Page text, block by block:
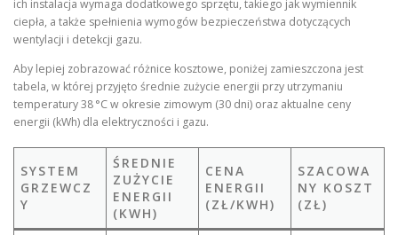
ich instalacja wymaga dodatkowego sprzętu, takiego jak wymiennik
ciepła, a także spełnienia wymogów bezpieczeństwa dotyczących
wentylacji i detekcji gazu.
Aby lepiej zobrazować różnice kosztowe, poniżej zamieszczona jest
tabela, w której przyjęto średnie zużycie energii przy utrzymaniu
temperatury 38 °C w okresie zimowym (30 dni) oraz aktualne ceny
energii (kWh) dla elektryczności i gazu.
SYSTEM
GRZEWCZ
Y
ŚREDNIE
ZUŻYCIE
ENERGII
(KWH)
CENA
ENERGII
(ZŁ/KWH)
SZACOWA
NY KOSZT
(ZŁ)